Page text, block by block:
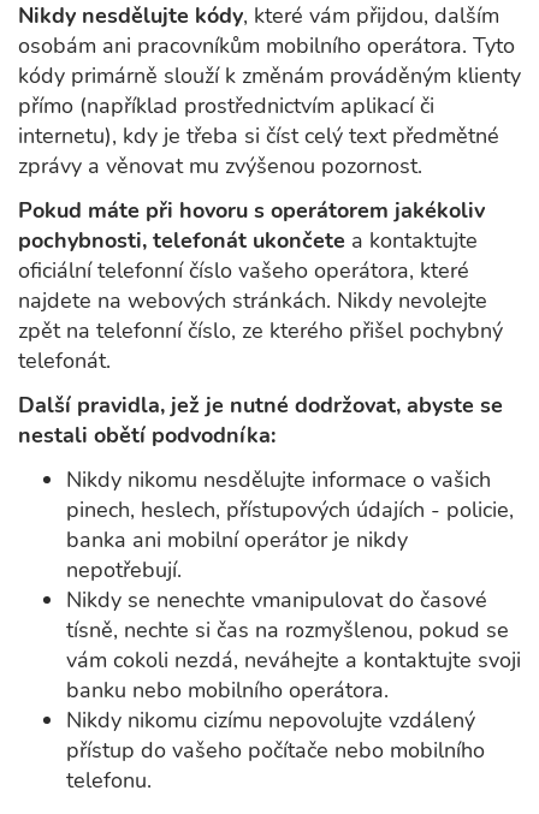
Nikdy nesdělujte kódy, které vám přijdou, dalším
osobám ani pracovníkům mobilního operátora. Tyto
kódy primárně slouží k změnám prováděným klienty
přímo (například prostřednictvím aplikací či
internetu), kdy je třeba si číst celý text předmětné
zprávy a věnovat mu zvýšenou pozornost.
Pokud máte při hovoru s operátorem jakékoliv
pochybnosti, telefonát ukončete a kontaktujte
oficiální telefonní číslo vašeho operátora, které
najdete na webových stránkách. Nikdy nevolejte
zpět na telefonní číslo, ze kterého přišel pochybný
telefonát.
Další pravidla, jež je nutné dodržovat, abyste se
nestali obětí podvodníka:
Nikdy nikomu nesdělujte informace o vašich
pinech, heslech, přístupových údajích - policie,
banka ani mobilní operátor je nikdy
nepotřebují.
Nikdy se nenechte vmanipulovat do časové
tísně, nechte si čas na rozmyšlenou, pokud se
vám cokoli nezdá, neváhejte a kontaktujte svoji
banku nebo mobilního operátora.
Nikdy nikomu cizímu nepovolujte vzdálený
přístup do vašeho počítače nebo mobilního
telefonu.